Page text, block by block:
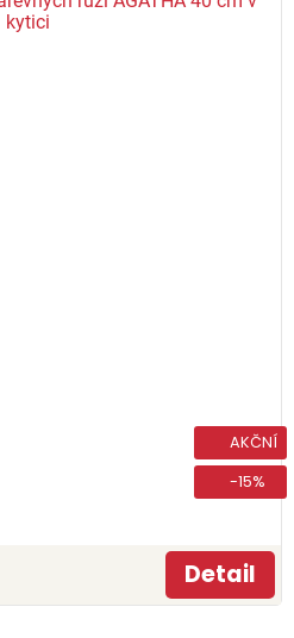
AKČNÍ
-15%
Detail